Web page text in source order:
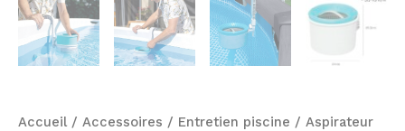
Accueil / Accessoires / Entretien piscine / Aspirateur